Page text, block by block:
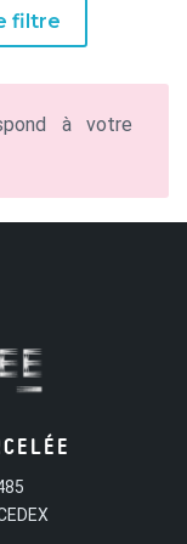
filtre
à votre